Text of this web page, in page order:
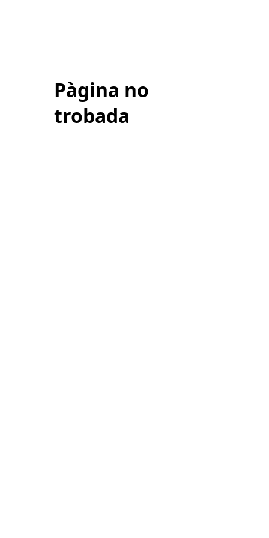
Pàgina no
trobada